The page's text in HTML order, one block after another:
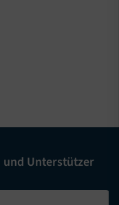
und Unterstützer